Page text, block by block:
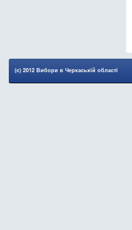
(c) 2012 Вибори в Черкаськiй областi